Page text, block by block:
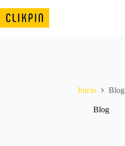
contenido
Inicio Blog
Blog